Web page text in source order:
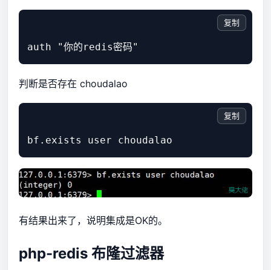
复制
判断是否存在 choudalao
复制
有结果出来了，说明集成是OK的。
php-redis 布隆过滤器